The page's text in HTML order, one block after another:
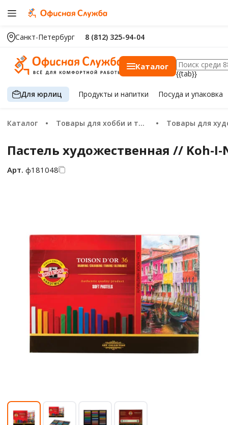
Санкт-Петербург 8 (812) 325-94-04
Каталог
{{tab}}
Для юрлиц Продуктыи напитки Посуда и упаковка
Каталог Товары для хобби и творчества Товары для
Пастель художественная // Koh-
Арт. ф181048